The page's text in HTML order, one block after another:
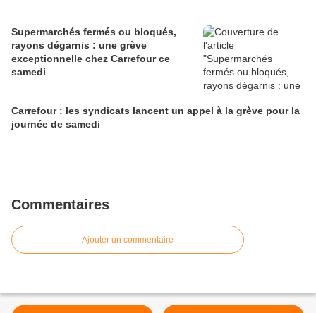
Supermarchés fermés ou bloqués,
rayons dégarnis : une grève
exceptionnelle chez Carrefour ce
samedi
Carrefour : les syndicats lancent un appel à la grève pour la
journée de samedi
Commentaires
Ajouter un commentaire